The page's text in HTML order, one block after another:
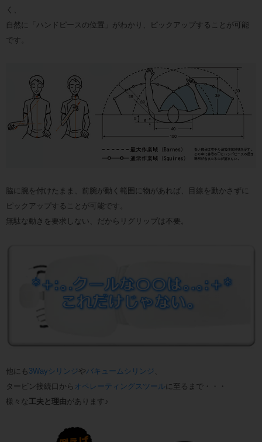
く、
自然に「ハンドピースの位置」がわかり、ピックアップすることが可能
です。
脇に腕を付けたまま、前腕が動く範囲に物があれば、目線を動かさずに
ピックアップすることが可能です。
無駄な動きを要求しない、だからリグリップは不要。
他にも 3Wayシリンジやバキュームシリンジ
タービン接続口から オペレーティングスツールに至るまで・・・
様々な工夫と理由があります♪